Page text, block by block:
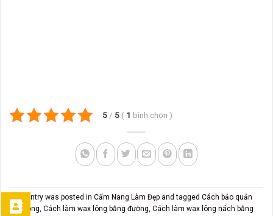
5 / 5 ( 1 bình chọn )
This entry was posted in Cẩm Nang Làm Đẹp and tagged Cách bảo quản
wax lông, Cách làm wax lông bằng đường, Cách làm wax lông nách bằng